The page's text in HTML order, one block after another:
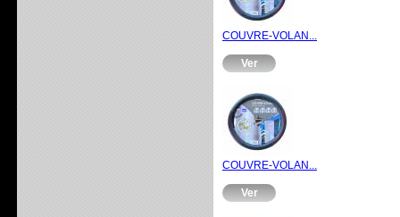
COUVRE-VOLAN...
Ver
COUVRE-VOLAN...
Ver